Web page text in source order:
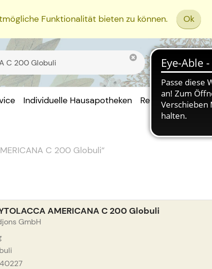
Funktionalität bieten zu können. Ok
Individuelle Hausapotheken Rezept Einreichen
C 200 Globuli“
AMERICANA C 200 Globuli
GmbH